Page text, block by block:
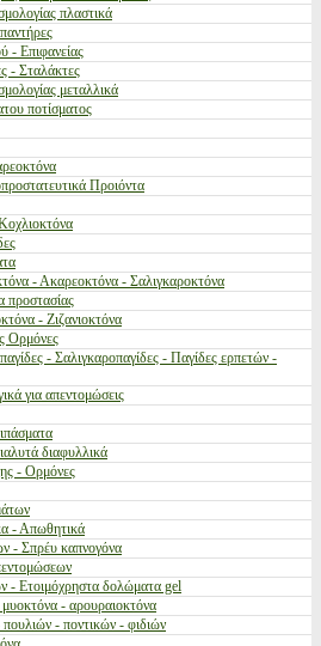
πλαστικά
- Επιφανείας
- Σταλάκτες
μεταλλικά
ποτίσματος
Προιόντα
- Ακαρεοκτόνα - Σαλιγκαροκτόνα
προστασίας
- Ζιζανιοκτόνα
Ορμόνες
- Σαλιγκαροπαγίδες - Παγίδες ερπετών -
για απεντομώσεις
διαφυλλικά
- Ορμόνες
- Απωθητικά
- Σπρέυ καπνογόνα
- Ετοιμόχρηστα δολώματα gel
- αρουραιοκτόνα
- ποντικών - φιδιών